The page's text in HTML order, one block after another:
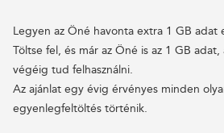
Legyen az Öné havonta extra 1 GB adat
Töltse fel, és már az Öné is az 1 GB
végéig tud felhasználni.
Az ajánlat egy évig érvényes minden
egyenlegfeltöltés történik.